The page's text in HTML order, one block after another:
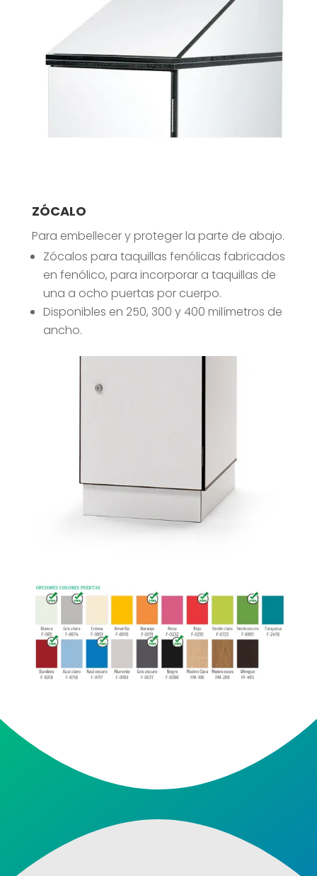
ZÓCALO
Para embellecer y proteger la parte de abajo.
Zócalos para taquillas fenólicas fabricados
en fenólico, para incorporar a taquillas de
una a ocho puertas por cuerpo.
Disponibles en 250, 300 y 400 milímetros de
ancho.